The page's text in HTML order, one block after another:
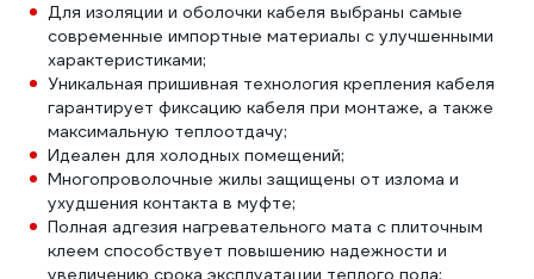
Для изоляции и оболочки кабеля выбраны самые
современные импортные материалы с улучшенными
характеристиками;
Уникальная пришивная технология крепления кабеля
гарантирует фиксацию кабеля при монтаже, а также
максимальную теплоотдачу;
Идеален для холодных помещений;
Многопроволочные жилы защищены от излома и
ухудшения контакта в муфте;
Полная адгезия нагревательного мата с плиточным
клеем способствует повышению надежности и
увеличению срока эксплуатации теплого пола;